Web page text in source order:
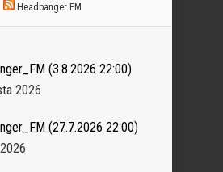
Headbanger FM
(3.8.2026 22:00)
2026
(27.7.2026 22:00)